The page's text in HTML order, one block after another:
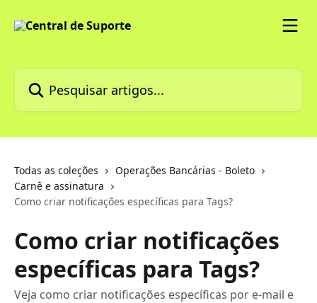
Pesquisar artigos...
Todas as coleções
Operações Bancárias - Boleto
Carnê e assinatura
Como criar notificações específicas para Tags?
Como criar notificações
específicas para Tags?
Veja como criar notificações específicas por e-mail e